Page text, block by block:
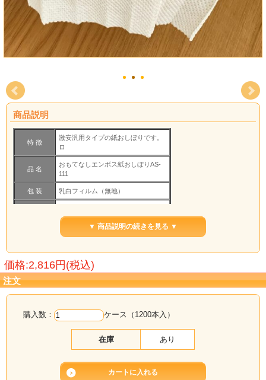
商品説明
特 徴
激安汎用タイプの紙おしぼりです。
ロ
品 名
おもてなしエンボス紙おしぼりAS-
111
包 装 乳白フィルム（無地）
1200本（100本×12袋）
なし（無地）
サイズ
製 造 日本製
▼ 商品説明の続きを見る ▼
価格:2,816円(税込)
注文
購入数： ケース（1200本入）
在庫 あり